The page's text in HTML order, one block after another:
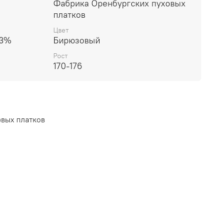
Фабрика Оренбургских пуховых
платков
Цвет
Бирюзовый
Рост
170-176
платков